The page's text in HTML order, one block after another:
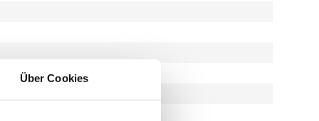
Über Cookies